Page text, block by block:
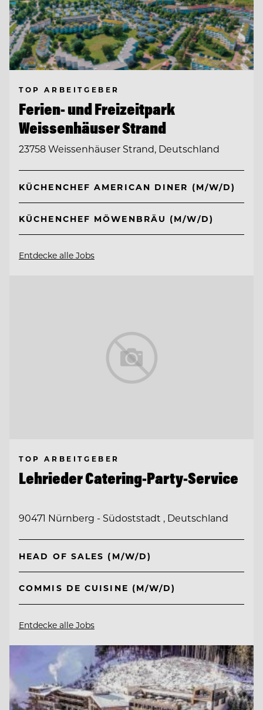
TOP ARBEITGEBER
Ferien- und Freizeitpark
Weissenhäuser Strand
23758 Weissenhäuser Strand, Deutschland
KÜCHENCHEF AMERICAN DINER (M/W/D)
KÜCHENCHEF MÖWENBRÄU (M/W/D)
Entdecke alle Jobs
TOP ARBEITGEBER
Lehrieder Catering-Party-Service
90471 Nürnberg - Südoststadt , Deutschland
HEAD OF SALES (M/W/D)
COMMIS DE CUISINE (M/W/D)
Entdecke alle Jobs